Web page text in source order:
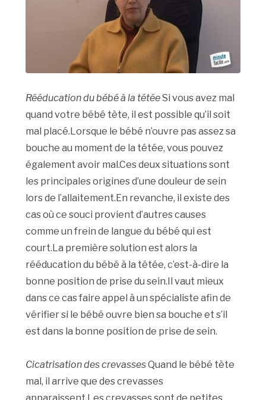
Rééducation du bébé à la tétéeSi vous avez mal
quand votre bébé tète, il est possible qu’il soit
mal placé.Lorsque le bébé n’ouvre pas assez sa
bouche au moment de la tétée, vous pouvez
également avoir mal.Ces deux situations sont
les principales origines d’une douleur de sein
lors de l’allaitement.En revanche, il existe des
cas où ce souci provient d’autres causes
comme un frein de langue du bébé qui est
court.La première solution est alors la
rééducation du bébé à la tétée, c’est-à-dire la
bonne position de prise du sein.Il vaut mieux
dans ce cas faire appel à un spécialiste afin de
vérifier si le bébé ouvre bien sa bouche et s’il
est dans la bonne position de prise de sein.
Cicatrisation des crevassesQuand le bébé tète
mal, il arrive que des crevasses